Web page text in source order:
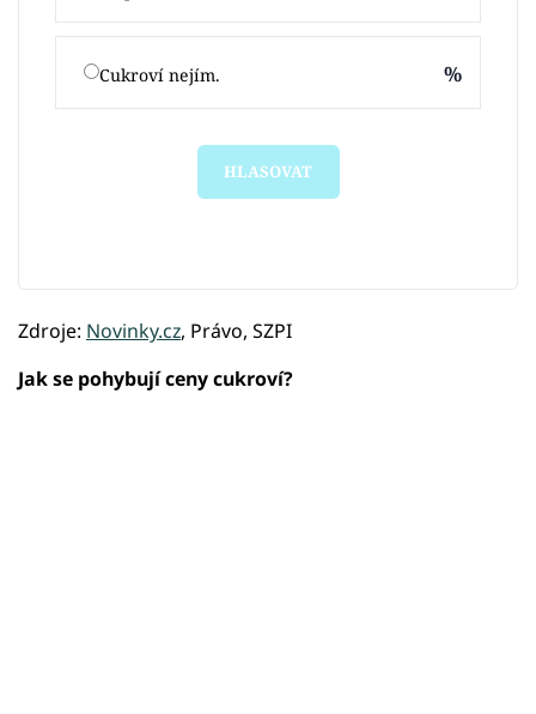
Cukroví nejím. %
HLASOVAT
Zdroje: Novinky.cz, Právo, SZPI
Jak se pohybují ceny cukroví?